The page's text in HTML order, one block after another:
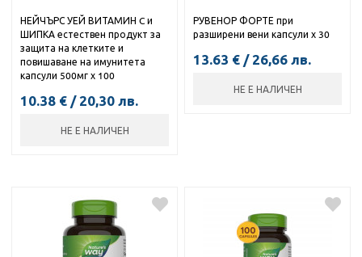
НЕЙЧЪРС УЕЙ ВИТАМИН C и
ШИПКА естествен продукт за
защита на клетките и
повишаване на имунитета
капсули 500мг х 100
10.38 € / 20,30 лв.
НЕ Е НАЛИЧЕН
РУВЕНОР ФОРТЕ при
разширени вени капсули х 30
13.63 € / 26,66 лв.
НЕ Е НАЛИЧЕН